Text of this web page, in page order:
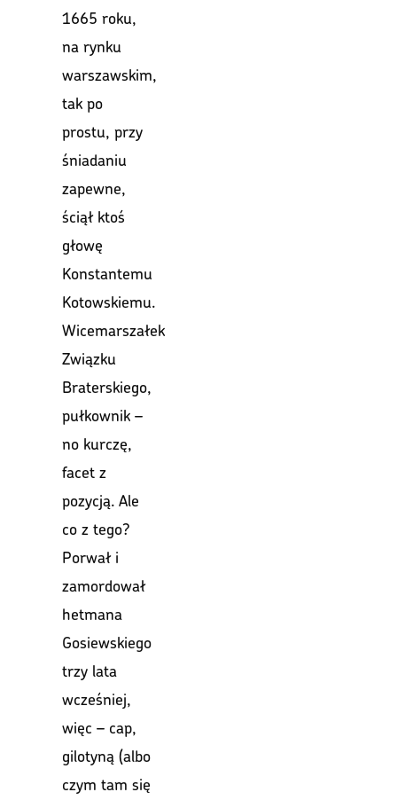
1665 roku,
na rynku
warszawskim,
tak po
prostu, przy
śniadaniu
zapewne,
ściął ktoś
głowę
Konstantemu
Kotowskiemu.
Wicemarszałek
Związku
Braterskiego,
pułkownik –
no kurczę,
facet z
pozycją. Ale
co z tego?
Porwał i
zamordował
hetmana
Gosiewskiego
trzy lata
wcześniej,
więc – cap,
gilotyną (albo
czym tam się